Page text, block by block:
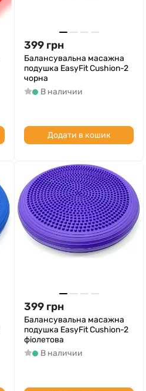
399 грн
Балансувальна масажна
подушка EasyFit Cushion-2
чорна
В наличии
Додати в кошик
399 грн
Балансувальна масажна
подушка EasyFit Cushion-2
фіолетова
В наличии